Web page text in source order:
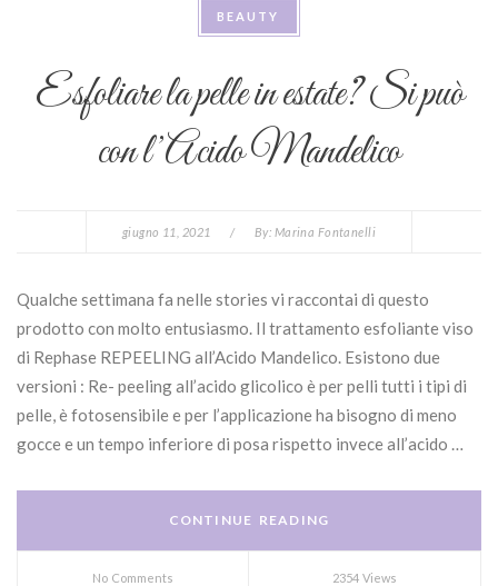
BEAUTY
Esfoliare la pelle in estate? Si può
con l’Acido Mandelico
giugno 11, 2021 / By: Marina Fontanelli
Qualche settimana fa nelle stories vi raccontai di questo
prodotto con molto entusiasmo. Il trattamento esfoliante viso
di Rephase REPEELING all’Acido Mandelico. Esistono due
versioni : Re- peeling all’acido glicolico è per pelli tutti i tipi di
pelle, è fotosensibile e per l’applicazione ha bisogno di meno
gocce e un tempo inferiore di posa rispetto invece all’acido …
CONTINUE READING
No Comments 2354 Views